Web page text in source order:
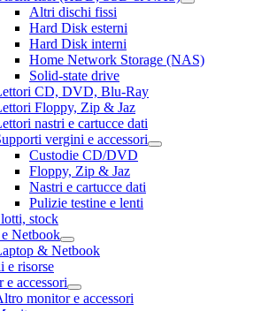
Altri dischi fissi
Hard Disk esterni
Hard Disk interni
Home Network Storage (NAS)
Solid-state drive
CD, DVD, Blu-Ray
Floppy, Zip & Jaz
nastri e cartucce dati
vergini e accessori
Custodie CD/DVD
Floppy, Zip & Jaz
Nastri e cartucce dati
Pulizie testine e lenti
stock
Netbook
& Netbook
e risorse
e accessori
monitor e accessori